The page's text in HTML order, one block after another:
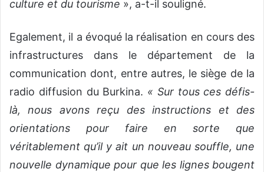
culture et du tourisme », a-t-il souligné.
Egalement, il a évoqué la réalisation en cours des
infrastructures dans le département de la
communication dont, entre autres, le siège de la
radio diffusion du Burkina. « Sur tous ces défis-
là, nous avons reçu des instructions et des
orientations pour faire en sorte que
véritablement qu’il y ait un nouveau souffle, une
nouvelle dynamique pour que les lignes bougent